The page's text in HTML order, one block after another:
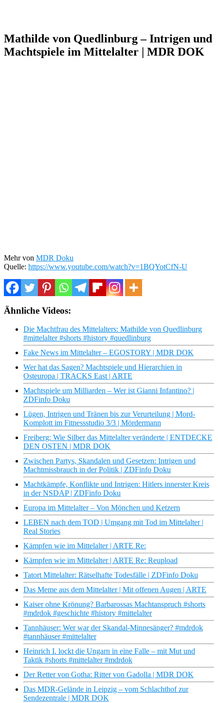
Mathilde von Quedlinburg – Intrigen und
Machtspiele im Mittelalter | MDR DOK
Mehr von MDR Doku
Quelle: https://www.youtube.com/watch?v=1BQYotCfN-U
Ähnliche Videos:
Die Machtfrau des Mittelalters: Mathilde von Quedlinburg
#mittelalter #shorts #history #quedlinburg
Fake News im Mittelalter – EGOSTORY | MDR DOK
Wer hat das Sagen? Machtspiele und Hierarchien in
Osteuropa | TRACKS East | ARTE
Machtspiele um Milliarden – Wer ist Gianni Infantino? |
ZDFinfo Doku
Lügen, Intrigen und Tränen bis zur Verurteilung | Mord-
Komplott im Fitnessstudio 3/3 | Mördermann
Freiberg: Wie Silber das Mittelalter veränderte | ENTDECKE
DEN OSTEN | MDR DOK
Zwischen Partys, Skandalen und Gesetzen: Intrigen und
Machtmissbrauch in der Politik | ZDFinfo Doku
Machtkämpfe, Konflikte und Intrigen: Hitlers innerster Kreis
in der NSDAP | ZDFinfo Doku
Europa im Mittelalter – Von Mönchen und Ketzern
LEBEN nach dem TOD | Umgang mit Tod im Mittelalter |
Real Stories
Kämpfen wie im Mittelalter | ARTE Re:
Kämpfen wie im Mittelalter | ARTE Re: Reupload
Tatort Mittelalter: Rätselhafte Todesfälle | ZDFinfo Doku
Das Meme aus dem Mittelalter | Mit offenen Augen | ARTE
Kaiser ohne Krönung? Barbarossas Machtanspruch #shorts
#mdrdok #geschichte #history #mittelalter
Tannhäuser: Wer war der Skandal-Minnesänger? #mdrdok
#tannhäuser #mittelalter
Heinrich I. lockt die Ungarn in eine Falle – mit Mut und
Taktik #shorts #mittelalter #mdrdok
Der Retter von Gotha: Ritter von Gadolla | MDR DOK
Das MDR-Gelände in Leipzig – vom Schlachthof zur
Sendezentrale | MDR DOK